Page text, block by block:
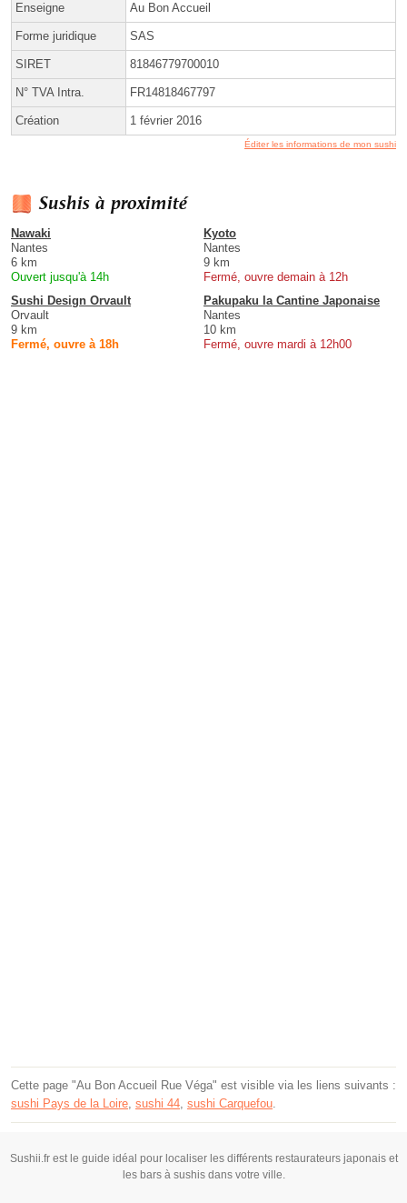
Enseigne Au Bon Accueil
Forme juridique SAS
SIRET 81846779700010
N° TVA Intra. FR14818467797
Création 1 février 2016
Éditer les informations de mon sushi
Sushis à proximité
Nawaki
Nantes
6 km
Ouvert jusqu'à 14h
Kyoto
Nantes
9 km
Fermé, ouvre demain à 12h
Sushi Design Orvault
Orvault
9 km
Fermé, ouvre à 18h
Pakupaku la Cantine Japonaise
Nantes
10 km
Fermé, ouvre mardi à 12h00
Cette page "Au Bon Accueil Rue Véga" est visible via les liens suivants :
sushi Pays de la Loire, sushi 44, sushi Carquefou.
Sushii.fr est le guide idéal pour localiser les différents restaurateurs japonais et
les bars à sushis dans votre ville.